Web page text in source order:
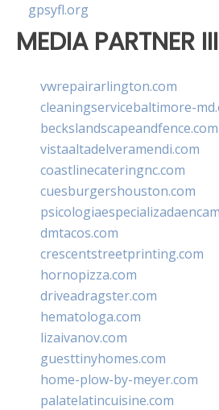
gpsyfl.org
MEDIA PARTNER III
vwrepairarlington.com
cleaningservicebaltimore-
beckslandscapeandfence.com
vistaaltadelveramendi.com
coastlinecateringnc.com
cuesburgershouston.com
dmtacos.com
crescentstreetprinting.com
hornopizza.com
driveadragster.com
hematologa.com
lizaivanov.com
guesttinyhomes.com
home-plow-by-meyer.com
palatelatincuisine.com